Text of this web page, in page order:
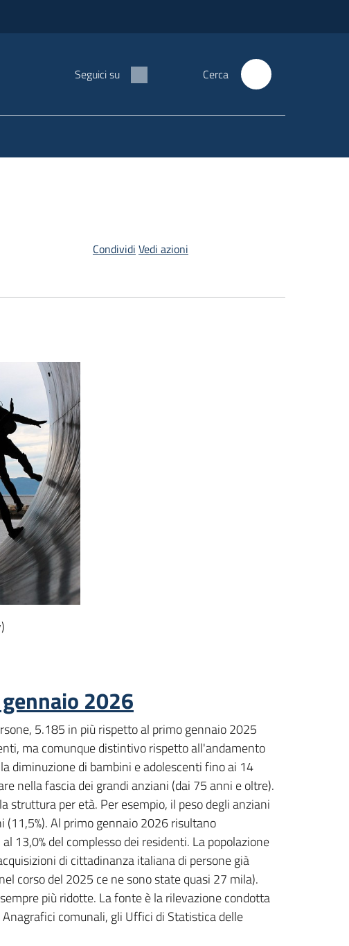
Seguici su Cerca
Condividi Vedi azioni
2026
5.185 in più rispetto al primo gennaio 2025
ma comunque distintivo rispetto all'andamento
diminuzione di bambini e adolescenti fino ai 14
nella fascia dei grandi anziani (dai 75 anni e oltre).
per età. Per esempio, il peso degli anziani
(11,5%). Al primo gennaio 2026 risultano
del complesso dei residenti. La popolazione
di cittadinanza italiana di persone già
corso del 2025 ce ne sono state quasi 27 mila).
più ridotte. La fonte è la rilevazione condotta
comunali, gli Uffici di Statistica delle